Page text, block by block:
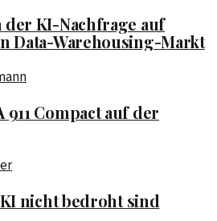
KI-Nachfrage auf
Data-Warehousing-Markt
Compact auf der
nicht bedroht sind